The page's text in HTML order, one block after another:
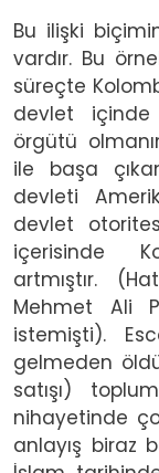
Bu ilişki
vardır. Bu
süreçte
devlet içinde
örgütü
ile başa
devleti
devlet
içerisinde
artmıştır.
Mehmet Ali
istemişti).
gelmeden
satışı)
nihayetinde
anlayış biraz